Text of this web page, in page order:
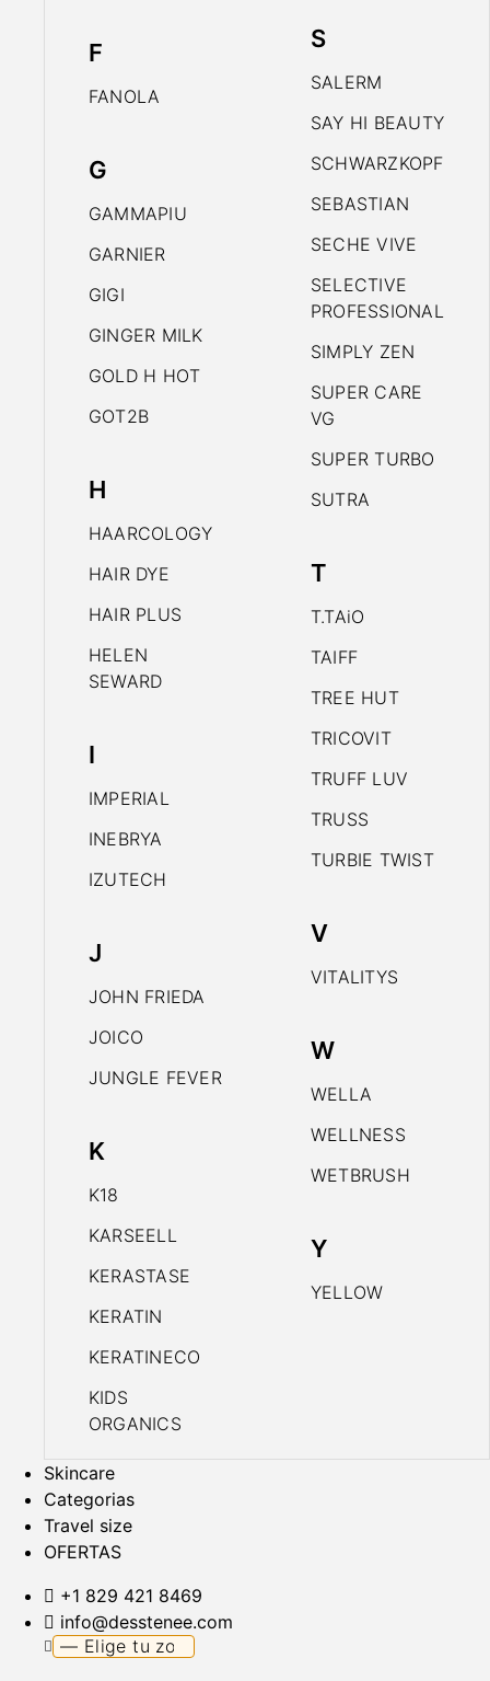
F
FANOLA
G
GAMMAPIU
GARNIER
GIGI
GINGER MILK
GOLD H HOT
GOT2B
H
HAARCOLOGY
HAIR DYE
HAIR PLUS
HELEN
SEWARD
I
IMPERIAL
INEBRYA
IZUTECH
J
JOHN FRIEDA
JOICO
JUNGLE FEVER
K
K18
KARSEELL
KERASTASE
KERATIN
KERATINECO
KIDS
ORGANICS
S
SALERM
SAY HI BEAUTY
SCHWARZKOPF
SEBASTIAN
SECHE VIVE
SELECTIVE
PROFESSIONAL
SIMPLY ZEN
SUPER CARE
VG
SUPER TURBO
SUTRA
T
T.TAiO
TAIFF
TREE HUT
TRICOVIT
TRUFF LUV
TRUSS
TURBIE TWIST
V
VITALITYS
W
WELLA
WELLNESS
WETBRUSH
Y
YELLOW
Skincare
Categorias
Travel size
OFERTAS
+1 829 421 8469
info@desstenee.com